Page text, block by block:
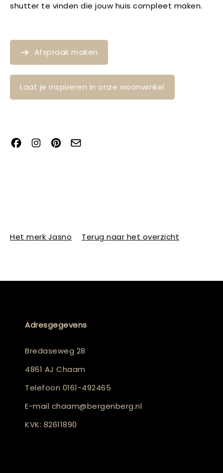
shutter te vinden die jouw huis compleet maken.
Afspraak maken
Laat je inspireren in onze woonwinkel
Het merk Jasno Terug naar het overzicht
Adresgegevens
Bredaseweg 28
4861 AJ Chaam
Telefoon 0161-492465
E-mail chaam@bergenberg.nl
KVK: 82611890